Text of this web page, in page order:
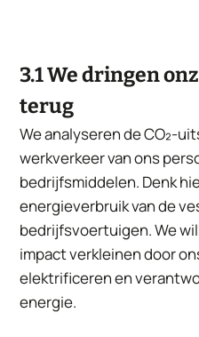
3.1 We dringen
terug
We analyseren de CO₂-
werkverkeer van ons
bedrijfsmiddelen. Denk
energieverbruik van de
bedrijfsvoertuigen. We
impact verkleinen door
elektrificeren en
energie.